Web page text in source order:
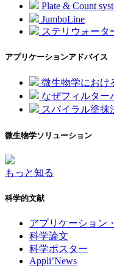
Plate & Count
JumboLine
ステリウォータ
アプリケーションアドバイス
微生物学におけ
なぜフィルター
スパイラル塗抹
微生物学ソリューション
もっと知る
科学的文献
アプリケーション
科学論文
科学ポスター
Appli’News